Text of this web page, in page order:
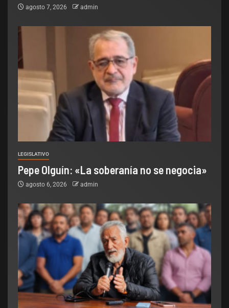
agosto 7, 2026 admin
LEGISLATIVO
Pepe Olguín: «La soberanía no se negocia»
agosto 6, 2026 admin